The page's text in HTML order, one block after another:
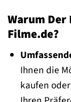
Warum Der
Filme.de?
Ihnen die
kaufen